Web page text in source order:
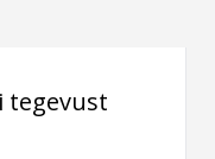
tegevust